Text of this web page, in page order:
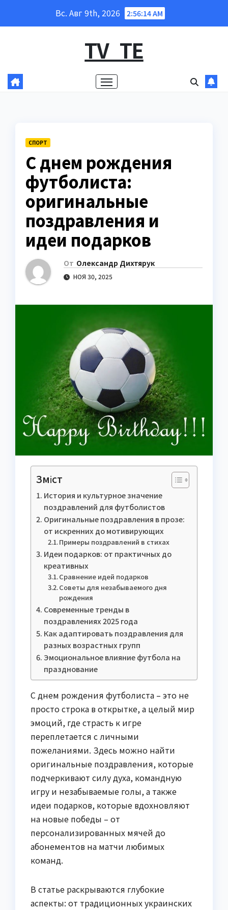
Вс. Авг 9th, 2026 2:56:16 AM
TV_TE
СПОРТ
С днем рождения
футболиста:
оригинальные
поздравления и
идеи подарков
От Олександр Дихтярук
НОЯ 30, 2025
Зміст
История и культурное значение
поздравлений для футболистов
Оригинальные поздравления в прозе:
от искренних до мотивирующих
Примеры поздравлений в стихах
Идеи подарков: от практичных до
креативных
Сравнение идей подарков
Советы для незабываемого дня
рождения
Современные тренды в
поздравлениях 2025 года
Как адаптировать поздравления для
разных возрастных групп
Эмоциональное влияние футбола на
празднование
С днем рождения футболиста – это не
просто строка в открытке, а целый мир
эмоций, где страсть к игре
переплетается с личными
пожеланиями. Здесь можно найти
оригинальные поздравления, которые
подчеркивают силу духа, командную
игру и незабываемые голы, а также
идеи подарков, которые вдохновляют
на новые победы – от
персонализированных мячей до
абонементов на матчи любимых
команд.
В статье раскрываются глубокие
аспекты: от традиционных украинских